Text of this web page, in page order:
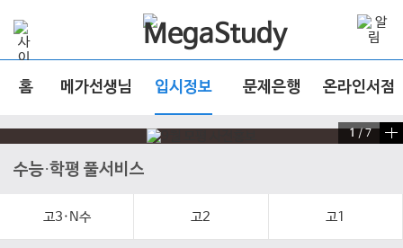
홈 메가선생님 입시정보 문제은행 온라인서점
1 / 7
수능·학평 풀서비스
고3·N수 고2 고1